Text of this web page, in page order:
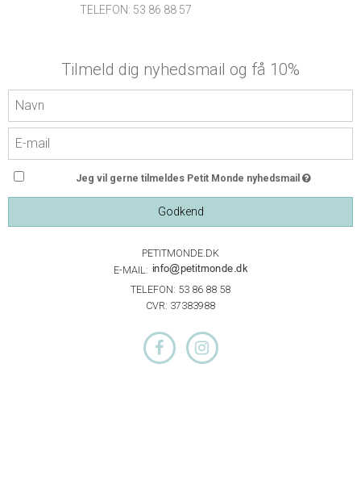
TELEFON: 53 86 88 57
Tilmeld dig nyhedsmail og få 10%
Jeg vil gerne tilmeldes Petit Monde nyhedsmail
Godkend
PETITMONDE.DK
E-MAIL:
TELEFON: 53 86 88 58
CVR: 37383988